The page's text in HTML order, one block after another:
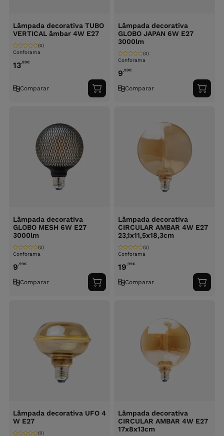
Lâmpada decorativa TUBO
VERTICAL âmbar 4W E27
Conforama
(0)
13,99€
Comparar
Adicionar
ao
Lâmpada decorativa
GLOBO JAPAN 6W E27
3000lm
Conforama
(0)
9,99€
Comparar
ao
Lâmpada decorativa
GLOBO MESH 6W E27
3000lm
Conforama
(0)
9,99€
Comparar
Adicionar
ao
Lâmpada decorativa
CIRCULAR AMBAR 4W E27
23,1x11,5x18,3cm
Conforama
(0)
19,99€
Comparar
ao
Lâmpada decorativa UFO 4
W E27
(0)
Lâmpada decorativa
CIRCULAR AMBAR 4W E27
17x8x13cm